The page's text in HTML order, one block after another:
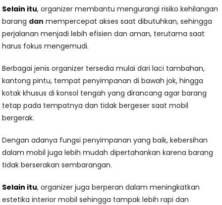
Selain itu, organizer membantu mengurangi risiko kehilangan
barang dan mempercepat akses saat dibutuhkan, sehingga
perjalanan menjadi lebih efisien dan aman, terutama saat
harus fokus mengemudi.
Berbagai jenis organizer tersedia mulai dari laci tambahan,
kantong pintu, tempat penyimpanan di bawah jok, hingga
kotak khusus di konsol tengah yang dirancang agar barang
tetap pada tempatnya dan tidak bergeser saat mobil
bergerak.
Dengan adanya fungsi penyimpanan yang baik, kebersihan
dalam mobil juga lebih mudah dipertahankan karena barang
tidak berserakan sembarangan.
Selain itu, organizer juga berperan dalam meningkatkan
estetika interior mobil sehingga tampak lebih rapi dan